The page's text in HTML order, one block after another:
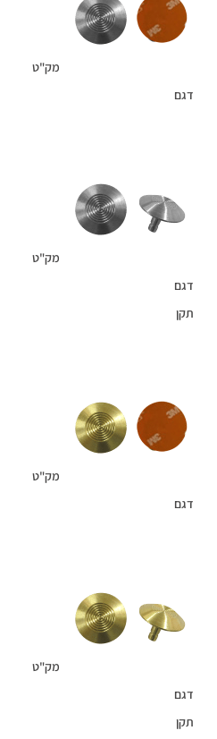
מק"ט
דגם
מק"ט
דגם
תקן
מק"ט
דגם
מק"ט
דגם
תקן